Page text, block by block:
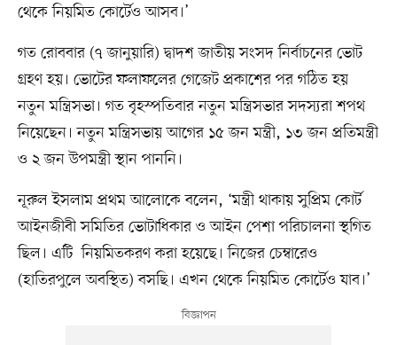
থেকে নিয়মিত কোর্টেও আসব।’
গত রোববার (৭ জানুয়ারি) দ্বাদশ জাতীয় সংসদ নির্বাচনের ভোট
গ্রহণ হয়। ভোটের ফলাফলের গেজেট প্রকাশের পর গঠিত হয়
নতুন মন্ত্রিসভা। গত বৃহস্পতিবার নতুন মন্ত্রিসভার সদস্যরা শপথ
নিয়েছেন। নতুন মন্ত্রিসভায় আগের ১৫ জন মন্ত্রী, ১৩ জন প্রতিমন্ত্রী
ও ২ জন উপমন্ত্রী স্থান পাননি।
নূরুল ইসলাম প্রথম আলোকে বলেন, ‘মন্ত্রী থাকায় সুপ্রিম কোর্ট
আইনজীবী সমিতির ভোটাধিকার ও আইন পেশা পরিচালনা স্থগিত
ছিল। এটি নিয়মিতকরণ করা হয়েছে। নিজের চেম্বারেও
(হাতিরপুলে অবস্থিত) বসছি। এখন থেকে নিয়মিত কোর্টেও যাব।’